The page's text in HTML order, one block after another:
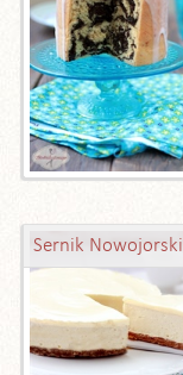
Sernik Nowojorski